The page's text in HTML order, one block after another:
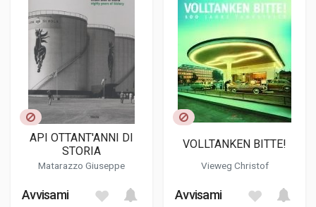
API OTTANT'ANNI DI
STORIA
Matarazzo Giuseppe
Avvisami
VOLLTANKEN BITTE!
Vieweg Christof
Avvisami